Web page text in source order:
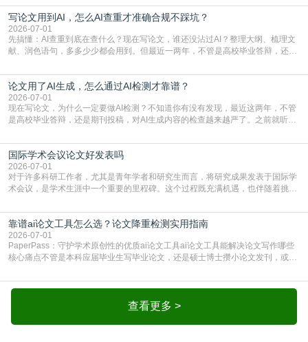
论文的初审通过率。实际上，SCI期刊对重复内容的审查是严谨投稿流程中不可
或缺的一环。本篇AEIC学术交流中心小编就为大家介绍“投稿SCI有查重吗”。
一、查重是标准流程答案是明确的：绝大多数S
写论文用到AI，怎么AI查重才准确合规不踩坑？
2026-07-01
先搞懂：AI查重到底在查什么？现在写论文，谁还没沾过AI？整理大纲、梳理文
献、润色语句，多多少少都会用到。但最近一两年，不管是高校毕业答辩，还是
须加做AI查重。很多人分不清，AI查重和普通查重到底有啥区别？这里说透：普
通查重查的是你的文字和已公开文献的重复比例，防的是抄袭；AI查重查的是你
的内容里，有多少是AI生成的，防的是过
论文用了AI生成，怎么通过AI检测才靠谱？
2026-07-01
现在写论文，为什么一定要做AI检测？不知道你有没有发现，最近这两年，不管
是高校毕业答辩，还是期刊投稿，对AI生成内容的检查越来越严了。之前就听身
要求修改，还差点被判定学术不规范，真的太冤了。现在国内多数高校和核心期
刊，都已经明确出台了相关规定：如果使用AI生成内容辅助写作，必须明确标
注，未标注的AI生成内容会被认定为不符合学
国际学术会议论文好发表吗
2026-07-01
对于许多科研工作者，尤其是青年学者和研究生而言，将研究成果发表于国际学
术会议，是学术生涯中一个重要的里程碑。这个过程既充满机遇，也伴随着挑
疑问：国际学术会议论文到底好不好发表？其价值和难度究竟如何衡量。本篇
AEIC学术交流中心小编就为大家介绍“国际学术会议论文好发表吗”。一、会议论
文发表的相对优势与期刊论文相比，国际会议论文的发
靠谱ai论文工具怎么选？论文降重检测实用指南
2026-07-01
PaperPass：守护学术原创性的优质ai论文工具ai论文工具能解决论文写作哪些
核心痛点不管是本科应届毕业生写毕业论文，还是硕士博士攒小论文发刊，或是
自己逐句读逐句改，熬好几个大夜不说，还经常改不到点上，交上去才发现重复
率超标，再返工太折腾。现在有了成熟的ai论文工具，这些痛点基本都能高效解
决。靠谱的ai论文工具，不止能帮你梳查看更多 >